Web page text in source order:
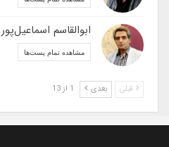
ابوالقاسم اسماعیل‌پور
مشاهده تمام پست‌ها
قبلی بعدی